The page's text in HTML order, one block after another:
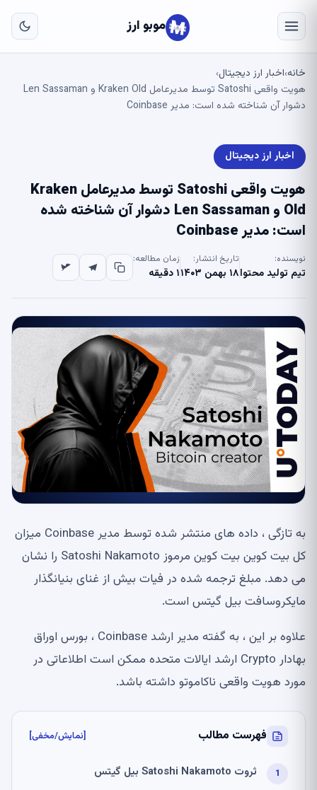
موبو ارز
خانه›اخبار ارز دیجیتال›
هویت واقعی Satoshi توسط مدیرعامل Kraken Old و Len Sassaman
دشوار آن شناخته شده است: مدیر Coinbase
اخبار ارز دیجیتال
هویت واقعی Satoshi توسط مدیرعامل Kraken
Old و Len Sassaman دشوار آن شناخته شده
است: مدیر Coinbase
نویسنده:
تیم تولید محتوا
تاریخ انتشار:
۱۸ بهمن ۱۴۰۳
زمان مطالعه:
۱ دقیقه
به تازگی ، داده های منتشر شده توسط مدیر Coinbase میزان
کل بیت کوین بیت کوین مرموز Satoshi Nakamoto را نشان
می دهد. مبلغ ترجمه شده در فیات بیش از غنای بنیانگذار
مایکروسافت بیل گیتس است.
علاوه بر این ، به گفته مدیر ارشد Coinbase ، بورس اوراق
بهادار Crypto ارشد ایالات متحده ممکن است اطلاعاتی در
مورد هویت واقعی ناکاموتو داشته باشد.
فهرست مطالب [نمایش/مخفی]
ثروت Satoshi Nakamoto بیل گیتس